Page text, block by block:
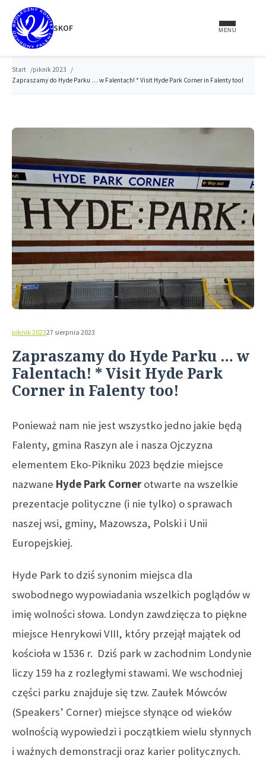
treści
SKOF
MENU
Start
piknik 2023
Zapraszamy do Hyde Parku … w Falentach! * Visit Hyde Park Corner in Falenty too!
piknik 202327 sierpnia 2023
Zapraszamy do Hyde Parku … w
Falentach! * Visit Hyde Park
Corner in Falenty too!
Ponieważ nam nie jest wszystko jedno jakie będą
Falenty, gmina Raszyn ale i nasza Ojczyzna
elementem Eko-Pikniku 2023 będzie miejsce
nazwane Hyde Park Cornerotwarte na wszelkie
prezentacje polityczne (i nie tylko) o sprawach
naszej wsi, gminy, Mazowsza, Polski i Unii
Europejskiej.
Hyde Park to dziś synonim miejsca dla
swobodnego wypowiadania wszelkich poglądów w
imię wolności słowa. Londyn zawdzięcza to piękne
miejsce Henrykowi VIII, który przejął majątek od
kościoła w 1536 r. Dziś park w zachodnim Londynie
liczy 159 ha z rozległymi stawami. We wschodniej
części parku znajduje się tzw. Zaułek Mówców
(Speakers’ Corner) miejsce słynące od wieków
wolnością wypowiedzi i początkiem wielu słynnych
i ważnych demonstracji oraz karier politycznych.